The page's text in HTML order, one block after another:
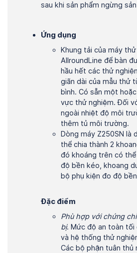
sau khi sản phẩm ngừng
Ứng dụng
Khung tải của máy
AllroundLine để bàn
hầu hết các thử
giãn dài của mẫu thử
bình. Có sẵn một
vực thử nghiệm. Đối
ngoài nhiệt độ môi
thêm tủ môi trường.
Dòng máy Z250SN là
thể chia thành 2
đó khoáng trên có
độ bền kéo, khoang
bộ phụ kiện đo độ
Đặc điểm
Phù hợp với chứng
bị. Mức độ an toàn tối
và hệ thống thử
Các bộ phận tuân thủ